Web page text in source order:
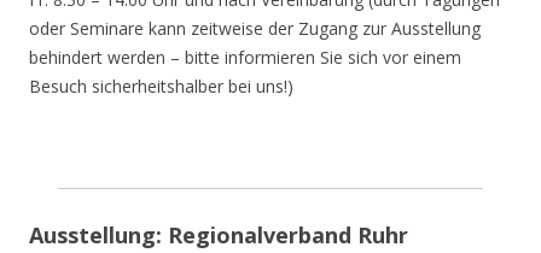
oder Seminare kann zeitweise der Zugang zur Ausstellung
behindert werden – bitte informieren Sie sich vor einem
Besuch sicherheitshalber bei uns!)
Ausstellung: Regionalverband Ruhr